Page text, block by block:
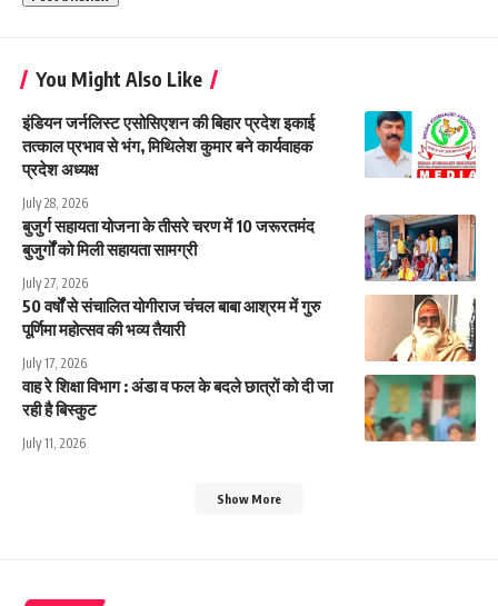
You Might Also Like
इंडियन जर्नलिस्ट एसोसिएशन की बिहार प्रदेश इकाई
तत्काल प्रभाव से भंग, मिथिलेश कुमार बने कार्यवाहक
प्रदेश अध्यक्ष
July 28, 2026
बुजुर्ग सहायता योजना के तीसरे चरण में 10 जरूरतमंद
बुजुर्गों को मिली सहायता सामग्री
July 27, 2026
50 वर्षों से संचालित योगीराज चंचल बाबा आश्रम में गुरु
पूर्णिमा महोत्सव की भव्य तैयारी
July 17, 2026
वाह रे शिक्षा विभाग : अंडा व फल के बदले छात्रों को दी जा
रही है बिस्कुट
July 11, 2026
Show More